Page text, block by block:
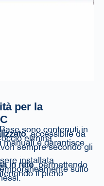
per la
sono contenuti in
, accessibile da
elimina
manuali e garantisce
sempre secondo gli
installata
in rete, permettendo
sullo
il pieno